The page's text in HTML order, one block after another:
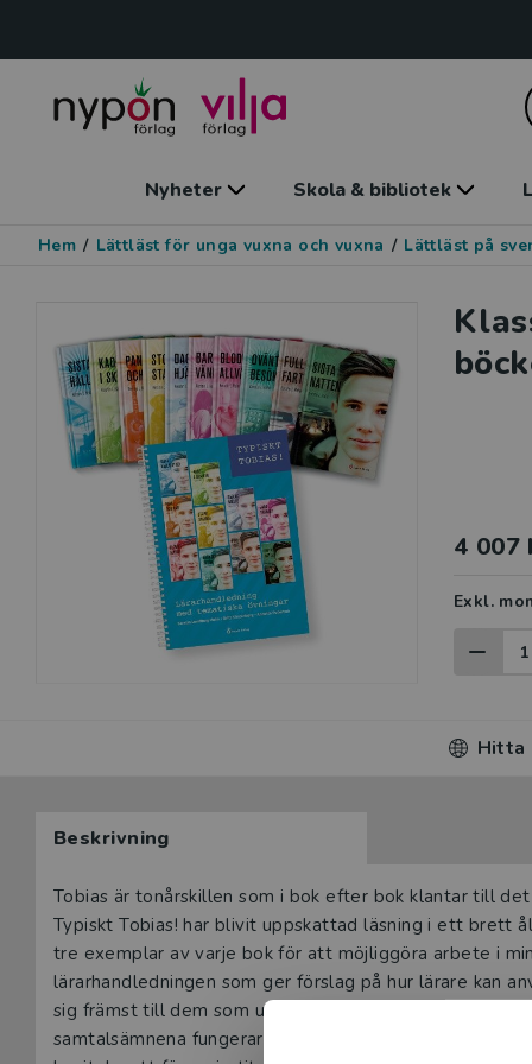
Nyheter Skola & bibliotek
Hem / Lättläst för unga vuxna och vuxna / Lättläst på
4 007
Exkl.
Hitta
Beskrivning
Beskrivning
Tobias är tonårskillen som i bok efter bok klantar till
Typiskt Tobias! har blivit uppskattad läsning i ett brett
tre exemplar av varje bok för att möjliggöra arbete i
lärarhandledningen som ger förslag på hur lärare kan
sig främst till dem som undervisar i svenska som
samtalsämnena fungerar också för andra grupper som